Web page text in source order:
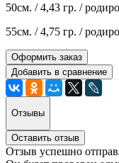
50см. / 4,43 гр. /
55см. / 4,75 гр. /
Оформить заказ
Добавить в сравнение
Отзывы
Оставить отзыв
Отзыв успешно